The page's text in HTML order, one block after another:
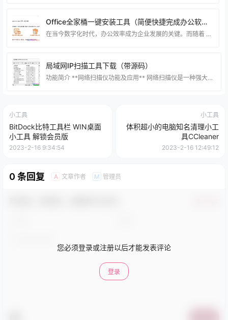
Office全家桶一键安装工具（简便快捷完成办公软件的安装&配置）
在当今数字化时代，办公效率成为企业发展的关键。而随着 Microsoft Office 的广泛应用，一款高效、安全、简约的办公增强工具成为了许多企业和个人追求的目标。Mocreak便是这个时代的利器，它为用户提供了一键自动化部署 Office 的完美解决方案。 Mocreak，作为一款全新的办公自动化工具，不仅仅是一款软件，更是一项服务。其核心特点体现在完全免费、绿色、简约、高效、安全等多个方面。 首先，Mocreak的免费特性使得它成为了众多用户的首选。在当前软件市场，费用昂贵、订阅模式使得许多用户望而却步。而M
局域网IP扫描工具下载（带源码）
功能简介 **网络扫描仪功能及应用** 网络扫描仪是一种强大的工具，可用于局域网中设备的扫描、信息获取和网络连接的质量检测。下面将介绍其主要功能和应用。 **1. 设备扫描功能** 网络扫描仪能够快速而准确地扫描局域网中的各类设备。这包括计算机、打印机、路由器等网络设备。通过扫描，用户可以了解网络中存在的所有设备，为网络管理提供了重要的基础信息。 **2. 显示设备详细信息** 一旦扫描完成，网络扫描仪可以提供连接设备的详细信息。这些信息包括设备的MAC地址、IP地址、计算机名等。这有助于管理员迅速识别和定位网络中
小工具
BitDock比特工具栏 WIN桌面
小工具 解锁会员版
2023-2-16 9:34:54
小工具
体积超小的电脑知名清理小工
具CCleaner
2023-2-16 12:49:12
0 条回复 A 文章作者 M 管理员
您必须登录或注册以后才能发表评论
登录